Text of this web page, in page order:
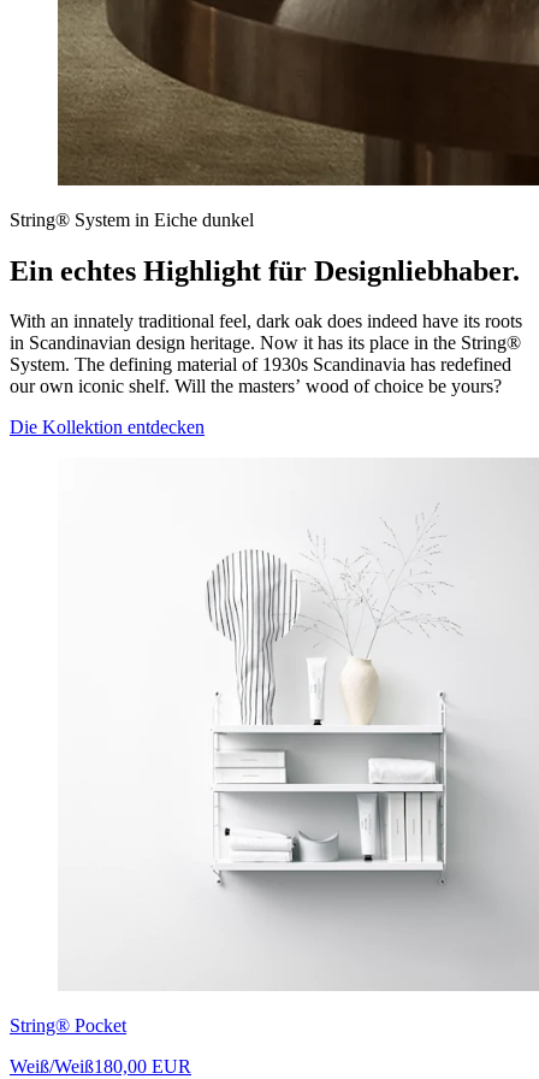
String® System in Eiche dunkel
Ein echtes Highlight für Designliebhaber.
With an innately traditional feel, dark oak does indeed have its roots
in Scandinavian design heritage. Now it has its place in the String®
System. The defining material of 1930s Scandinavia has redefined
our own iconic shelf. Will the masters’ wood of choice be yours?
Die Kollektion entdecken
String® Pocket
Weiß/Weiß180,00 EUR